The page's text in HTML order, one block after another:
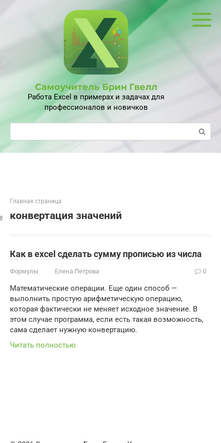
Самоучитель Брин Гвелл
Работа Excel в примерах и задачах для
профессионалов и новичков
Поиск:
Главная страница
конвертация значений
Как в excel сделать сумму прописью из числа
Формулы Елена Петрова 0
Математические операции. Еще один способ —
выполнить простую арифметическую операцию,
которая фактически не меняет исходное значение. В
этом случае программа, если есть такая возможность,
сама сделает нужную конвертацию.
Читать полностью